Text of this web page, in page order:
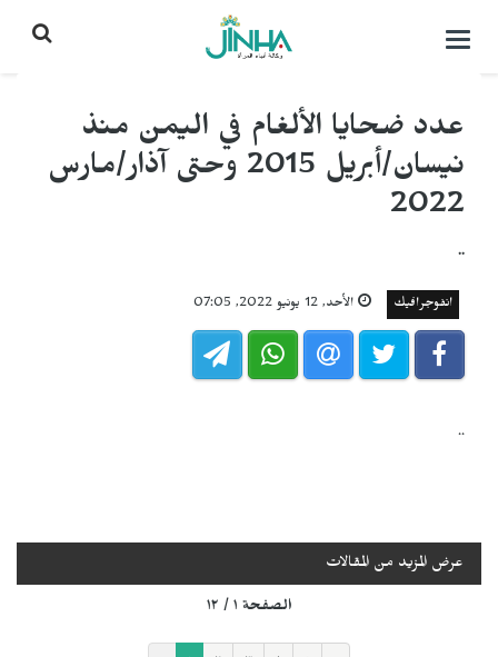
التحكم
عدد ضحايا الألغام في اليمن منذ
نيسان/أبريل 2015 وحتى آذار/مارس
2022
..
انفوجرافيك الأحد, 12 يونيو 2022, 07:05
..
عرض المزيد من المقالات
الصفحة ١ / ١٢